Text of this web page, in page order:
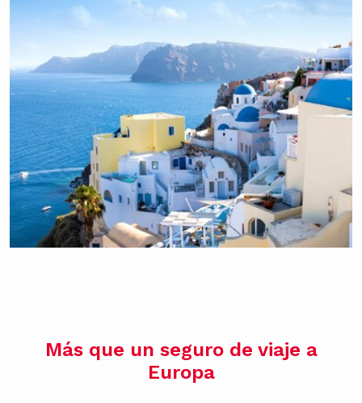
Más que un seguro de viaje a
Europa